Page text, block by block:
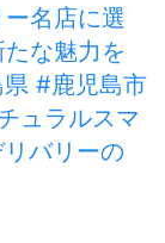
名店に選
な魅力を
#鹿児島市
ュラルスマ
バリーの